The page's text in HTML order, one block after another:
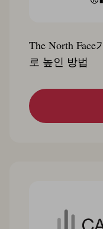
The North Face
로 높인 방법